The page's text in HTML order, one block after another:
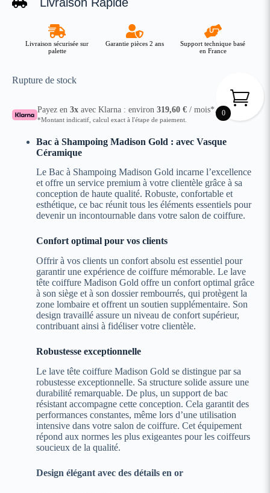
Livraison sécurisée sur
palette
Garantie pièces 2 ans
Support technique basé
en France
Rupture de stock
Payez en3x avec Klarna : environ319,60€ / mois*.
*Montant indicatif, calcul exact à l'étape de paiement.
Bac à Shampoing Madison Gold : avec Vasque
Céramique
Le Bac à Shampoing Madison Gold incarne l’excellence
et offre un service premium à votre clientèle grâce à sa
conception de haute qualité. Robuste, confortable et
esthétique, ce bac réunit tous les éléments essentiels pour
devenir un incontournable dans votre salon de coiffure.
Confort optimal pour vos clients
Offrir à vos clients un confort absolu est essentiel pour
garantir une expérience de coiffure mémorable. Le lave
tête coiffure Madison Gold offre un confort optimal grâce
à son siège et à son dossier rembourrés, qui protègent la
zone lombaire et offrent un soutien supplémentaire. Son
design travaillé assure un niveau de confort supérieur,
contribuant ainsi à fidéliser votre clientèle.
Robustesse exceptionnelle
Le lave tête coiffure Madison Gold se distingue par sa
robustesse exceptionnelle. Sa structure solide assure une
durabilité remarquable. De plus, un support de bac
résistant accompagne cette conception. Cela garantit des
performances constantes, même lors d’une utilisation
intensive dans votre salon de coiffure. Cet équipement
répond aux normes les plus exigeantes pour les coiffeurs
soucieux de la qualité.
Design élégant avec des détails en or
0